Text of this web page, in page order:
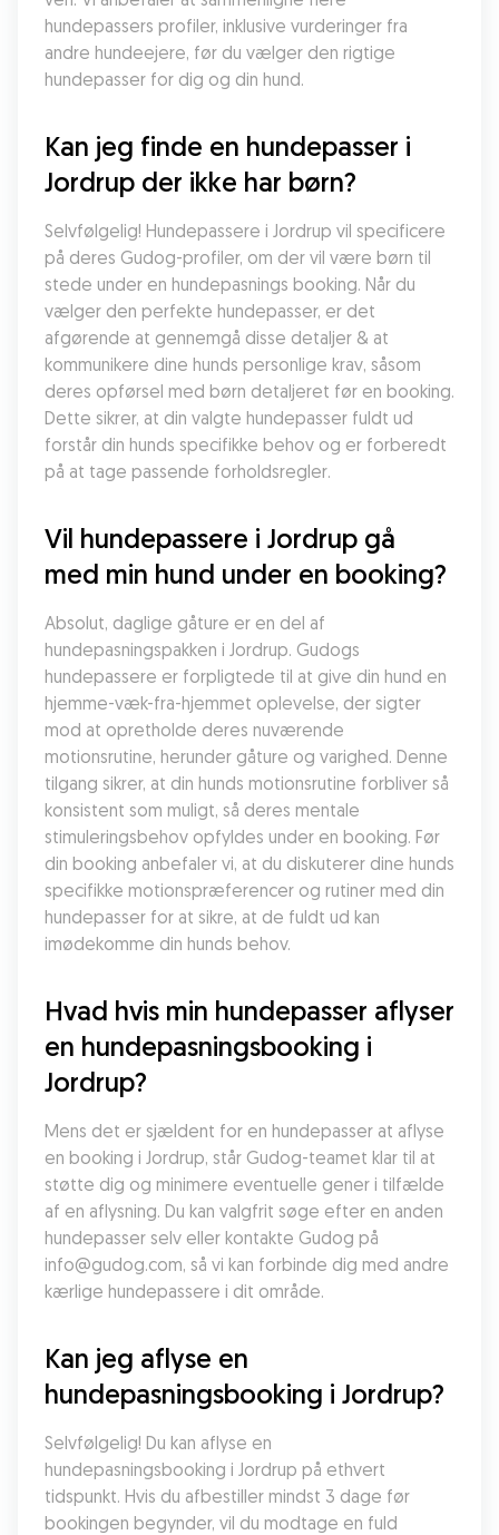
hundepassers profiler, inklusive vurderinger fra
andre hundeejere, før du vælger den rigtige
hundepasser for dig og din hund.
Kan jeg finde en hundepasser i
Jordrup der ikke har børn?
Selvfølgelig! Hundepassere i Jordrup vil specificere
på deres Gudog-profiler, om der vil være børn til
stede under en hundepasnings booking. Når du
vælger den perfekte hundepasser, er det
afgørende at gennemgå disse detaljer & at
kommunikere dine hunds personlige krav, såsom
deres opførsel med børn detaljeret før en booking.
Dette sikrer, at din valgte hundepasser fuldt ud
forstår din hunds specifikke behov og er forberedt
på at tage passende forholdsregler.
Vil hundepassere i Jordrup gå
med min hund under en booking?
Absolut, daglige gåture er en del af
hundepasningspakken i Jordrup. Gudogs
hundepassere er forpligtede til at give din hund en
hjemme-væk-fra-hjemmet oplevelse, der sigter
mod at opretholde deres nuværende
motionsrutine, herunder gåture og varighed. Denne
tilgang sikrer, at din hunds motionsrutine forbliver så
konsistent som muligt, så deres mentale
stimuleringsbehov opfyldes under en booking. Før
din booking anbefaler vi, at du diskuterer dine hunds
specifikke motionspræferencer og rutiner med din
hundepasser for at sikre, at de fuldt ud kan
imødekomme din hunds behov.
Hvad hvis min hundepasser aflyser
en hundepasningsbooking i
Jordrup?
Mens det er sjældent for en hundepasser at aflyse
en booking i Jordrup, står Gudog-teamet klar til at
støtte dig og minimere eventuelle gener i tilfælde
af en aflysning. Du kan valgfrit søge efter en anden
hundepasser selv eller kontakte Gudog på
info@gudog.com, så vi kan forbinde dig med andre
kærlige hundepassere i dit område.
Kan jeg aflyse en
hundepasningsbooking i Jordrup?
Selvfølgelig! Du kan aflyse en
hundepasningsbooking i Jordrup på ethvert
tidspunkt. Hvis du afbestiller mindst 3 dage før
bookingen begynder, vil du modtage en fuld